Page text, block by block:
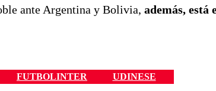
ante Argentina y Bolivia, además, está
FUTBOLINTER UDINESE